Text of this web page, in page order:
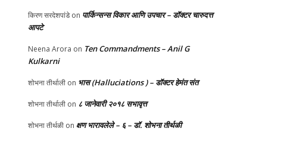
किरण सरदेशपांडेon पार्किन्सन्स विकार आणि उपचार – डॉक्टर चारुदत्त
आपटे
Neena Arora on Ten Commandments – Anil G
Kulkarni
शोभना तीर्थाली on भास (Halluciations ) – डॉक्टर हेमंत संत
शोभना तीर्थाली on ८ जानेवारी २०१८ सभावृत्त
शोभना तीर्थळी on क्षण भारावलेले – ६ – डॉ. शोभना तीर्थळी